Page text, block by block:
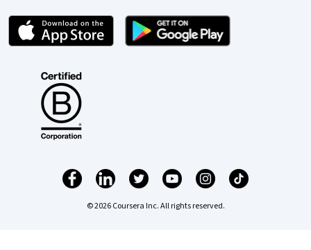
© 2026 Coursera Inc. All rights reserved.